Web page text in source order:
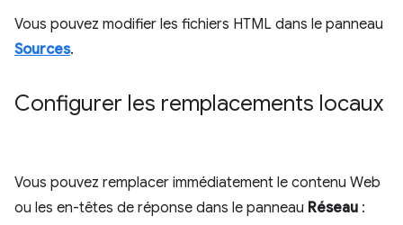
Vous pouvez modifier les fichiers HTML dans le panneau
Sources.
Configurer les remplacements locaux
Vous pouvez remplacer immédiatement le contenu Web
ou les en-têtes de réponse dans le panneau Réseau :